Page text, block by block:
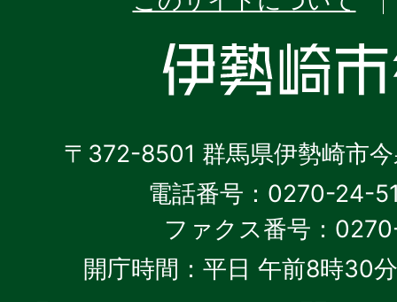
〒372-8501 群馬県伊勢崎市
電話番号：0270-24-
ファクス番号：
開庁時間：平日 午前8時30